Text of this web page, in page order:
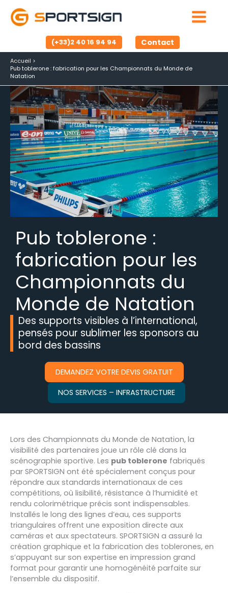
contenu
(+33)2 40 16 94 94 Contact
Accueil
Pub toblerone : fabrication pour les Championnats du Monde de
Natation
Pub toblerone :
fabrication pour les
Championnats du
Monde de Natation
Des supports visibles à l’international,
pensés pour sublimer les sponsors au
bord des bassins
DEMANDEZ VOTRE DEVIS GRATUIT
NOS SERVICES – INFRASTRUCTURE
Lors des Championnats du Monde de Natation, la
visibilité des partenaires joue un rôle clé dans la
scénographie sportive. Les pub toblerone fabriqués
par SPORTSIGN ont été spécialement conçus pour
répondre aux standards internationaux de ces
compétitions, où lisibilité, résistance à l’humidité et
rendu colorimétrique précis sont indispensables.
Installés le long des lignes d’eau, ces supports
triangulaires offrent une exposition directe aux
caméras et aux spectateurs. SPORTSIGN a assuré la
création graphique et la fabrication des toblerones, en
s’appuyant sur son expertise en impression grand
format pour garantir une homogénéité parfaite sur
l’ensemble du dispositif.